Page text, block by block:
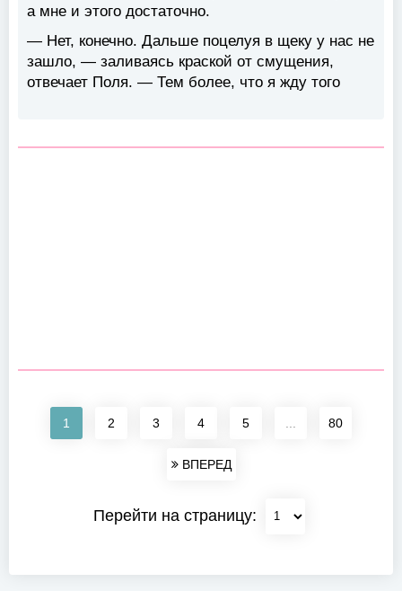
а мне и этого достаточно.
— Нет, конечно. Дальше поцелуя в щеку у нас не
зашло, — заливаясь краской от смущения,
отвечает Поля. — Тем более, что я жду того
1 2 3 4 5 80
ВПЕРЕД
Перейти на страницу: